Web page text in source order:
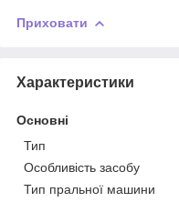
Приховати
Характеристики
Основні
Тип
Особливість засобу
Тип пральної машини